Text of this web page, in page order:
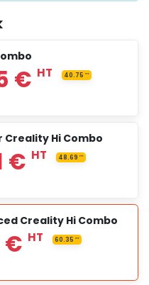
Creality Hi Combo
Creality Hi Combo